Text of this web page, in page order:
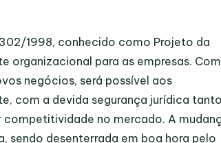
1998, conhecido como Projeto da
organizacional para as empresas.
negócios, será possível aos
com a devida segurança jurídica
no mercado. A
sendo desenterrada em boa hora pelo